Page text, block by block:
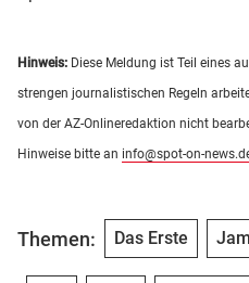
Hinweis: Diese Meldung ist Teil eines
strengen journalistischen Regeln
von der AZ-Onlineredaktion nicht
Hinweise bitte an info@spot-on-
Themen: Das Erste